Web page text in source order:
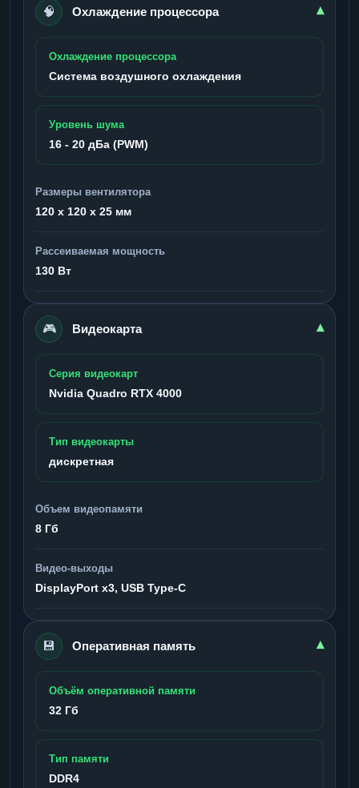
🧠 Охлаждение процессора ▾
Охлаждение процессора
Система воздушного охлаждения
Уровень шума
16 - 20 дБа (PWM)
Размеры вентилятора
120 x 120 x 25 мм
Рассеиваемая мощность
130 Вт
🎮 Видеокарта ▾
Серия видеокарт
Nvidia Quadro RTX 4000
Тип видеокарты
дискретная
Объем видеопамяти
8 Гб
Видео-выходы
DisplayPort x3, USB Type-C
💾 Оперативная память ▾
Объём оперативной памяти
32 Гб
Тип памяти
DDR4